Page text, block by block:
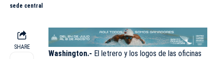
sede central
SHARE
Washington.- El letrero y los logos de las oficinas